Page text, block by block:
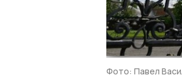
Фото: Павел